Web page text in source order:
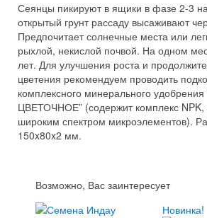
Сеянцы пикируют в ящики в фазе 2-3
открытый грунт рассаду высаживают
Предпочитает солнечные места или
рыхлой, некислой почвой. На одном
лет. Для улучшения роста и
цветения рекомендуем проводить
комплексного минерального
ЦВЕТОЧНОЕ” (содержит комплекс
широким спектром микроэлементов).
150x80x2 мм.
Возможно, Вас заинтересует
Новинка!